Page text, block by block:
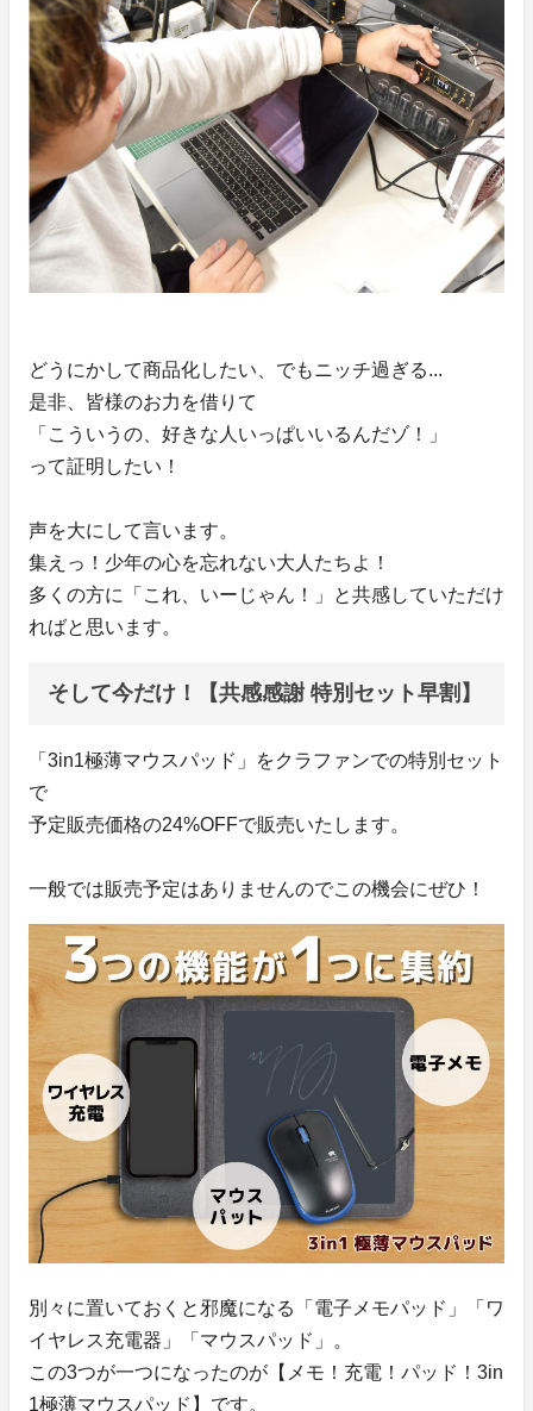
どうにかして商品化したい、でもニッチ過ぎる...
是非、皆様のお力を借りて
「こういうの、好きな人いっぱいいるんだゾ！」
って証明したい！
声を大にして言います。
集えっ！少年の心を忘れない大人たちよ！
多くの方に「これ、いーじゃん！」と共感していただけ
ればと思います。
そして今だけ！【共感感謝 特別セット早割】
「3in1極薄マウスパッド」をクラファンでの特別セット
で
予定販売価格の24%OFFで販売いたします。
一般では販売予定はありませんのでこの機会にぜひ！
別々に置いておくと邪魔になる「電子メモパッド」「ワ
イヤレス充電器」「マウスパッド」。
この3つが一つになったのが【メモ！充電！パッド！3in
1極薄マウスパッド】です。